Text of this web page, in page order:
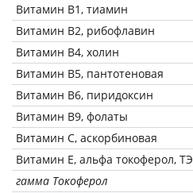
Витамин В1, тиамин
Витамин В2, рибофлавин
Витамин В4, холин
Витамин В5, пантотеновая
Витамин В6, пиридоксин
Витамин В9, фолаты
Витамин C, аскорбиновая
Витамин Е, альфа токоферол, ТЭ
гамма Токоферол